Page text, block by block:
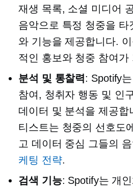
재생 목록, 소셜 미디어
음악으로 특정 청중을 타
와 기능을 제공합니다.
적인 홍보와 청중 참여가
분석 및 통찰력: Spotify
참여, 청취자 행동 및 인
데이터 및 분석을 제공합
티스트는 청중의 선호도
고 데이터 중심 그들의
케팅 전략.
검색 기능: Spotify는 개